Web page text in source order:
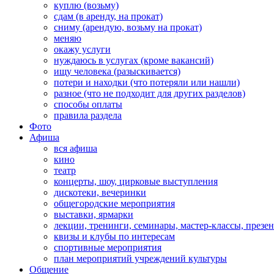
куплю (возьму)
сдам (в аренду, на прокат)
сниму (арендую, возьму на прокат)
меняю
окажу услуги
нуждаюсь в услугах (кроме вакансий)
ищу человека (разыскивается)
потери и находки (что потеряли или нашли)
разное (что не подходит для других разделов)
способы оплаты
правила раздела
Фото
Афиша
вся афиша
кино
театр
концерты, шоу, цирковые выступления
дискотеки, вечеринки
общегородские мероприятия
выставки, ярмарки
лекции, тренинги, семинары, мастер-классы,
квизы и клубы по интересам
спортивные мероприятия
план мероприятий учреждений культуры
Общение